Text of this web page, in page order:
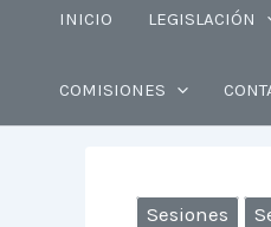
INICIO LEGISLACIÓN
COMISIONES
Sesiones